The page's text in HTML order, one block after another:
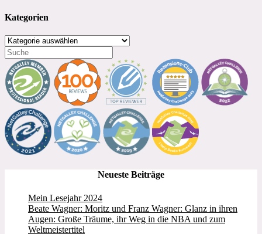
Kategorien
Kategorien
Neueste Beiträge
Mein Lesejahr 2024
Beate Wagner: Moritz und Franz Wagner: Glanz in ihren
Augen: Große Träume, ihr Weg in die NBA und zum
Weltmeistertitel